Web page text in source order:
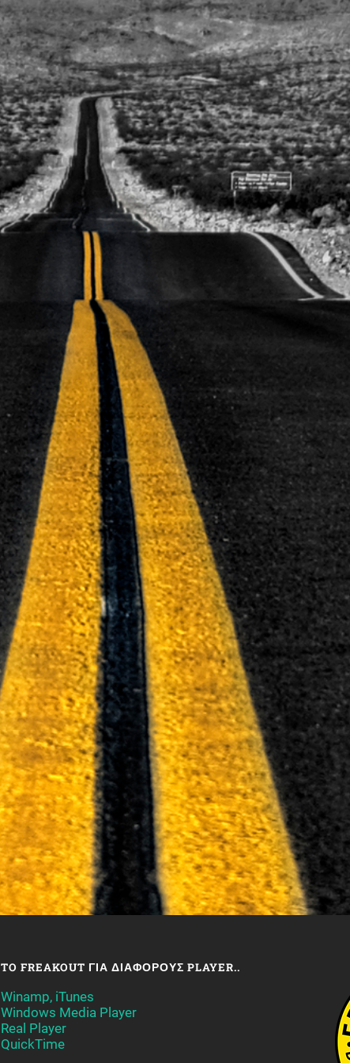
TO FREAKOUT ΓΙΑ ΔΙΆΦΟΡΟΥΣ PLAYER..
Winamp, iTunes
Windows Media Player
Real Player
QuickTime